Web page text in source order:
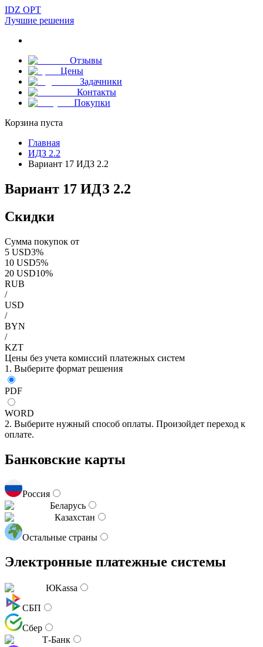
IDZ OPT
Лучшие решения
Отзывы
Цены
Задачники
Контакты
Покупки
Корзина пуста
Главная
ИДЗ 2.2
Вариант 17 ИДЗ 2.2
Вариант 17 ИДЗ 2.2
Скидки
Сумма покупок от
5 USD3%
10 USD5%
20 USD10%
RUB
/
USD
/
BYN
/
KZT
Цены без учета комиссий платежных систем
1. Выберите формат решения
PDF
WORD
2. Выберите нужный способ оплаты. Произойдет переход к
оплате.
Банковские карты
Россия
Беларусь
Казахстан
Остальные страны
Электронные платежные системы
ЮKassa
СБП
Сбер
Т-Банк